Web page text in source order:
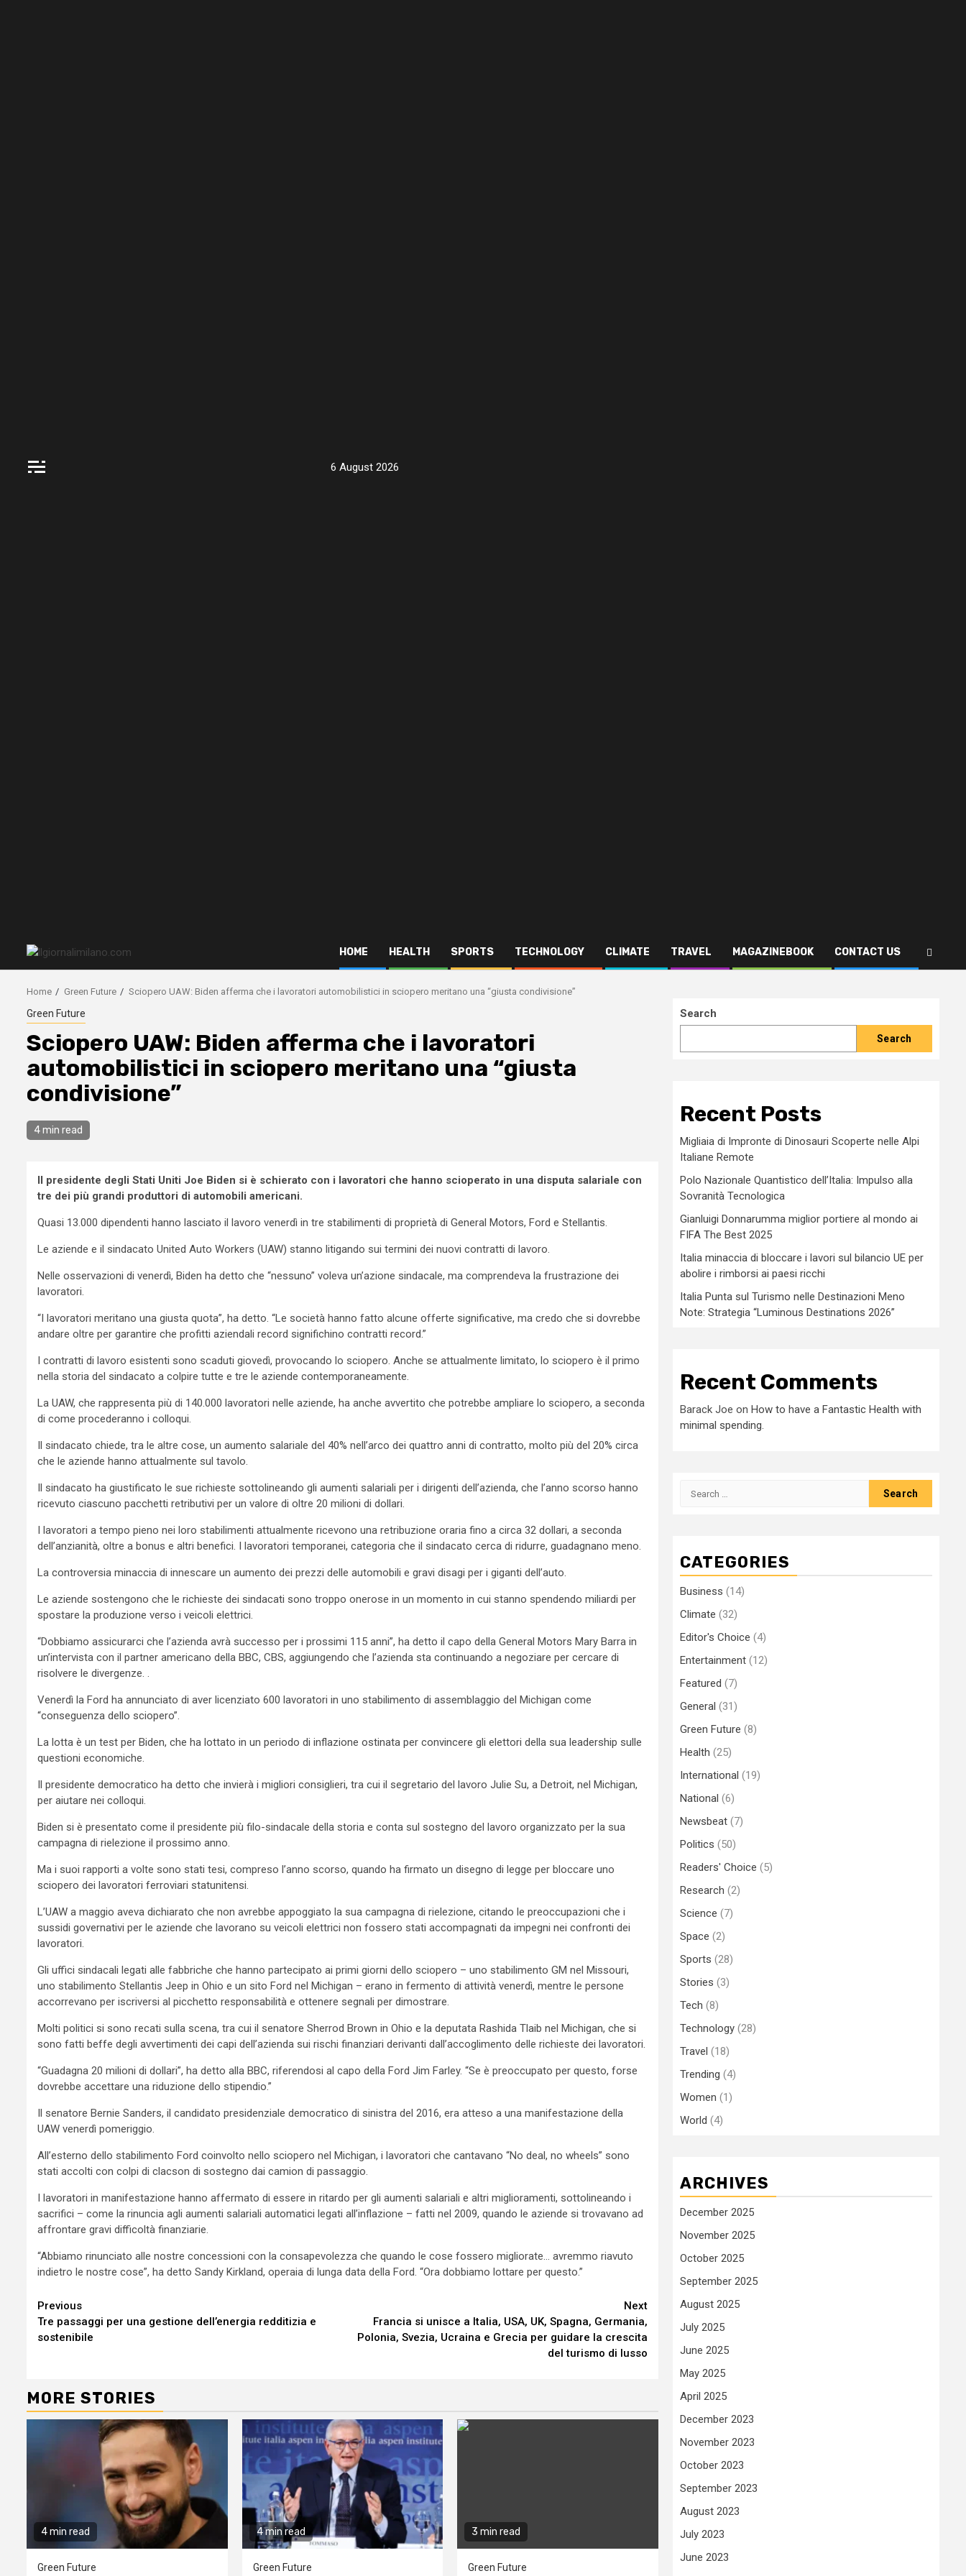
6 August 2026
HOME HEALTH SPORTS TECHNOLOGY CLIMATE TRAVEL MAGAZINEBOOK CONTACT US
Home Green Future Sciopero UAW: Biden afferma che i lavoratori automobilistici in sciopero meritano una “giusta condivisione”
Green Future
Sciopero UAW: Biden afferma che i lavoratori
automobilistici in sciopero meritano una “giusta
condivisione”
4 min read
Il presidente degli Stati Uniti Joe Biden si è schierato con i lavoratori che hanno scioperato in una disputa salariale con
tre dei più grandi produttori di automobili americani.
Quasi 13.000 dipendenti hanno lasciato il lavoro venerdì in tre stabilimenti di proprietà di General Motors, Ford e Stellantis.
Le aziende e il sindacato United Auto Workers (UAW) stanno litigando sui termini dei nuovi contratti di lavoro.
Nelle osservazioni di venerdì, Biden ha detto che “nessuno” voleva un’azione sindacale, ma comprendeva la frustrazione dei
lavoratori.
“I lavoratori meritano una giusta quota”, ha detto. “Le società hanno fatto alcune offerte significative, ma credo che si dovrebbe
andare oltre per garantire che profitti aziendali record significhino contratti record.”
I contratti di lavoro esistenti sono scaduti giovedì, provocando lo sciopero. Anche se attualmente limitato, lo sciopero è il primo
nella storia del sindacato a colpire tutte e tre le aziende contemporaneamente.
La UAW, che rappresenta più di 140.000 lavoratori nelle aziende, ha anche avvertito che potrebbe ampliare lo sciopero, a seconda
di come procederanno i colloqui.
Il sindacato chiede, tra le altre cose, un aumento salariale del 40% nell’arco dei quattro anni di contratto, molto più del 20% circa
che le aziende hanno attualmente sul tavolo.
Il sindacato ha giustificato le sue richieste sottolineando gli aumenti salariali per i dirigenti dell’azienda, che l’anno scorso hanno
ricevuto ciascuno pacchetti retributivi per un valore di oltre 20 milioni di dollari.
I lavoratori a tempo pieno nei loro stabilimenti attualmente ricevono una retribuzione oraria fino a circa 32 dollari, a seconda
dell’anzianità, oltre a bonus e altri benefici. I lavoratori temporanei, categoria che il sindacato cerca di ridurre, guadagnano meno.
La controversia minaccia di innescare un aumento dei prezzi delle automobili e gravi disagi per i giganti dell’auto.
Le aziende sostengono che le richieste dei sindacati sono troppo onerose in un momento in cui stanno spendendo miliardi per
spostare la produzione verso i veicoli elettrici.
“Dobbiamo assicurarci che l’azienda avrà successo per i prossimi 115 anni”, ha detto il capo della General Motors Mary Barra in
un’intervista con il partner americano della BBC, CBS, aggiungendo che l’azienda sta continuando a negoziare per cercare di
risolvere le divergenze. .
Venerdì la Ford ha annunciato di aver licenziato 600 lavoratori in uno stabilimento di assemblaggio del Michigan come
“conseguenza dello sciopero”.
La lotta è un test per Biden, che ha lottato in un periodo di inflazione ostinata per convincere gli elettori della sua leadership sulle
questioni economiche.
Il presidente democratico ha detto che invierà i migliori consiglieri, tra cui il segretario del lavoro Julie Su, a Detroit, nel Michigan,
per aiutare nei colloqui.
Biden si è presentato come il presidente più filo-sindacale della storia e conta sul sostegno del lavoro organizzato per la sua
campagna di rielezione il prossimo anno.
Ma i suoi rapporti a volte sono stati tesi, compreso l’anno scorso, quando ha firmato un disegno di legge per bloccare uno
sciopero dei lavoratori ferroviari statunitensi.
L’UAW a maggio aveva dichiarato che non avrebbe appoggiato la sua campagna di rielezione, citando le preoccupazioni che i
sussidi governativi per le aziende che lavorano su veicoli elettrici non fossero stati accompagnati da impegni nei confronti dei
lavoratori.
Gli uffici sindacali legati alle fabbriche che hanno partecipato ai primi giorni dello sciopero – uno stabilimento GM nel Missouri,
uno stabilimento Stellantis Jeep in Ohio e un sito Ford nel Michigan – erano in fermento di attività venerdì, mentre le persone
accorrevano per iscriversi al picchetto responsabilità e ottenere segnali per dimostrare.
Molti politici si sono recati sulla scena, tra cui il senatore Sherrod Brown in Ohio e la deputata Rashida Tlaib nel Michigan, che si
sono fatti beffe degli avvertimenti dei capi dell’azienda sui rischi finanziari derivanti dall’accoglimento delle richieste dei lavoratori.
“Guadagna 20 milioni di dollari”, ha detto alla BBC, riferendosi al capo della Ford Jim Farley. “Se è preoccupato per questo, forse
dovrebbe accettare una riduzione dello stipendio.”
Il senatore Bernie Sanders, il candidato presidenziale democratico di sinistra del 2016, era atteso a una manifestazione della
UAW venerdì pomeriggio.
All’esterno dello stabilimento Ford coinvolto nello sciopero nel Michigan, i lavoratori che cantavano “No deal, no wheels” sono
stati accolti con colpi di clacson di sostegno dai camion di passaggio.
I lavoratori in manifestazione hanno affermato di essere in ritardo per gli aumenti salariali e altri miglioramenti, sottolineando i
sacrifici – come la rinuncia agli aumenti salariali automatici legati all’inflazione – fatti nel 2009, quando le aziende si trovavano ad
affrontare gravi difficoltà finanziarie.
“Abbiamo rinunciato alle nostre concessioni con la consapevolezza che quando le cose fossero migliorate… avremmo riavuto
indietro le nostre cose”, ha detto Sandy Kirkland, operaia di lunga data della Ford. “Ora dobbiamo lottare per questo.”
Continue
Reading
Previous
Tre passaggi per una gestione dell’energia redditizia e
sostenibile
Next
Francia si unisce a Italia, USA, UK, Spagna, Germania,
Polonia, Svezia, Ucraina e Grecia per guidare la crescita
del turismo di lusso
MORE STORIES
4 min read
Green Future
4 min read
Green Future
3 min read
Green Future
Search
Search
Recent Posts
Migliaia di Impronte di Dinosauri Scoperte nelle Alpi
Italiane Remote
Polo Nazionale Quantistico dell’Italia: Impulso alla
Sovranità Tecnologica
Gianluigi Donnarumma miglior portiere al mondo ai
FIFA The Best 2025
Italia minaccia di bloccare i lavori sul bilancio UE per
abolire i rimborsi ai paesi ricchi
Italia Punta sul Turismo nelle Destinazioni Meno
Note: Strategia “Luminous Destinations 2026”
Recent Comments
Barack Joe on How to have a Fantastic Health with
minimal spending.
Search
CATEGORIES
Business (14)
Climate (32)
Editor's Choice (4)
Entertainment (12)
Featured (7)
General (31)
Green Future (8)
Health (25)
International (19)
National (6)
Newsbeat (7)
Politics (50)
Readers' Choice (5)
Research (2)
Science (7)
Space (2)
Sports (28)
Stories (3)
Tech (8)
Technology (28)
Travel (18)
Trending (4)
Women (1)
World (4)
ARCHIVES
December 2025
November 2025
October 2025
September 2025
August 2025
July 2025
June 2025
May 2025
April 2025
December 2023
November 2023
October 2023
September 2023
August 2023
July 2023
June 2023